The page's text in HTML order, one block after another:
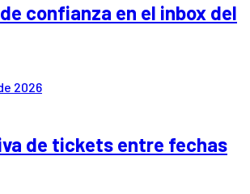
confianza en el inbox del
2026
de tickets entre fechas